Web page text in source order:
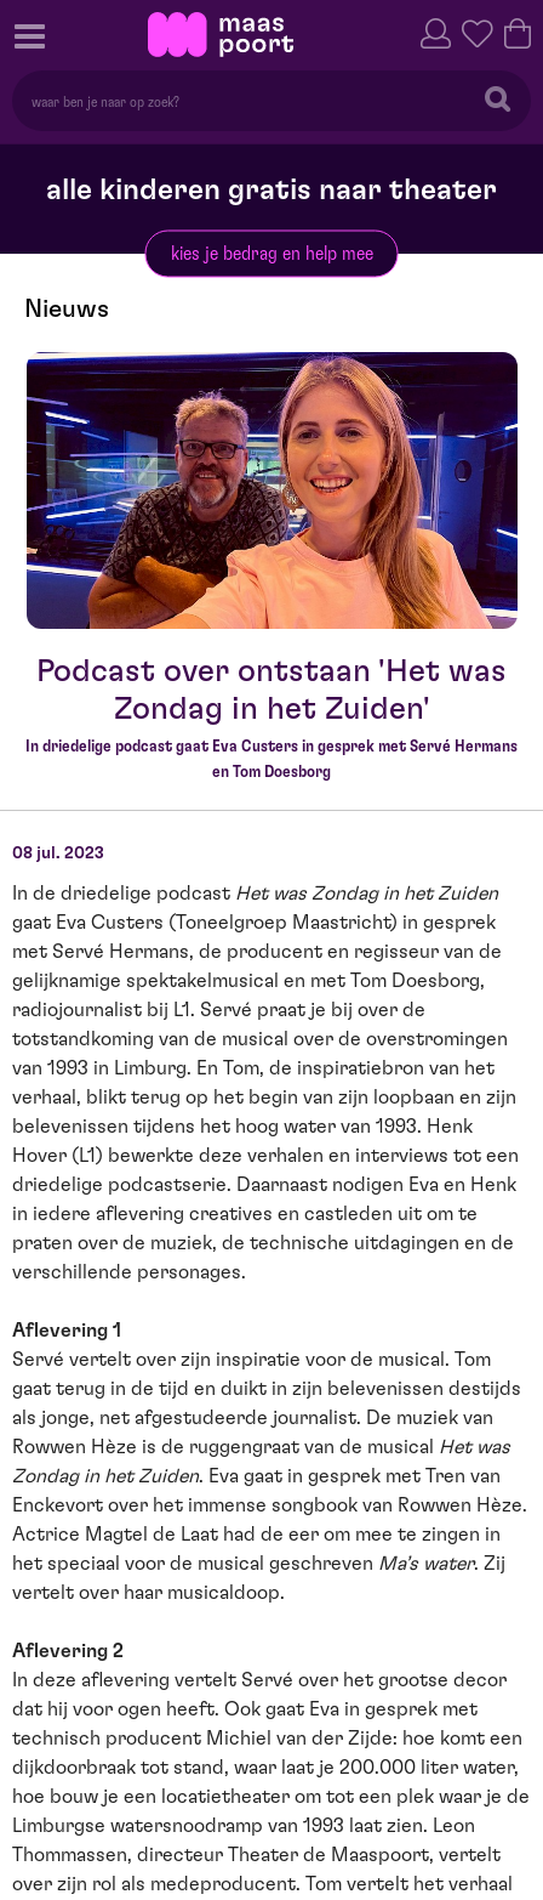
alle kinderen gratis naar theater
kies je bedrag en help mee
Nieuws
Podcast over ontstaan 'Het was
Zondag in het Zuiden'
In driedelige podcast gaat Eva Custers in gesprek met Servé Hermans
en Tom Doesborg
08 jul. 2023
In de driedelige podcast Het was Zondag in het Zuiden
gaat Eva Custers (Toneelgroep Maastricht) in gesprek
met Servé Hermans, de producent en regisseur van de
gelijknamige spektakelmusical en met Tom Doesborg,
radiojournalist bij L1. Servé praat je bij over de
totstandkoming van de musical over de overstromingen
van 1993 in Limburg. En Tom, de inspiratiebron van het
verhaal, blikt terug op het begin van zijn loopbaan en zijn
belevenissen tijdens het hoog water van 1993. Henk
Hover (L1) bewerkte deze verhalen en interviews tot een
driedelige podcastserie. Daarnaast nodigen Eva en Henk
in iedere aflevering creatives en castleden uit om te
praten over de muziek, de technische uitdagingen en de
verschillende personages.
Aflevering 1
Servé vertelt over zijn inspiratie voor de musical. Tom
gaat terug in de tijd en duikt in zijn belevenissen destijds
als jonge, net afgestudeerde journalist. De muziek van
Rowwen Hèze is de ruggengraat van de musical Het was
Zondag in het Zuiden. Eva gaat in gesprek met Tren van
Enckevort over het immense songbook van Rowwen Hèze.
Actrice Magtel de Laat had de eer om mee te zingen in
het speciaal voor de musical geschreven Ma’s water. Zij
vertelt over haar musicaldoop.
Aflevering 2
In deze aflevering vertelt Servé over het grootse decor
dat hij voor ogen heeft. Ook gaat Eva in gesprek met
technisch producent Michiel van der Zijde: hoe komt een
dijkdoorbraak tot stand, waar laat je 200.000 liter water,
hoe bouw je een locatietheater om tot een plek waar je de
Limburgse watersnoodramp van 1993 laat zien. Leon
Thommassen, directeur Theater de Maaspoort, vertelt
over zijn rol als medeproducent. Tom vertelt het verhaal